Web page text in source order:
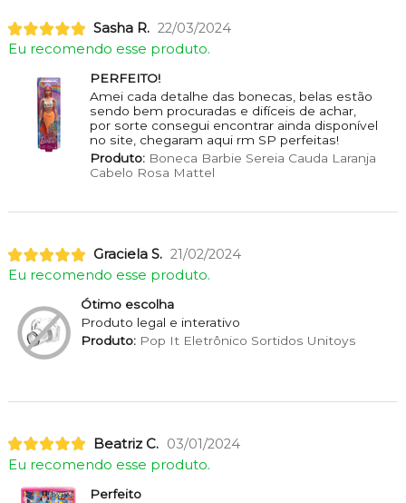
Sasha R. 22/03/2024
Eu recomendo esse produto.
PERFEITO!
Amei cada detalhe das bonecas, belas estão
sendo bem procuradas e difíceis de achar,
por sorte consegui encontrar ainda disponível
no site, chegaram aqui rm SP perfeitas!
Produto:Boneca Barbie Sereia Cauda Laranja
Cabelo Rosa Mattel
Graciela S. 21/02/2024
Eu recomendo esse produto.
Ótimo escolha
Produto legal e interativo
Produto:Pop It Eletrônico Sortidos Unitoys
Beatriz C. 03/01/2024
Eu recomendo esse produto.
Perfeito